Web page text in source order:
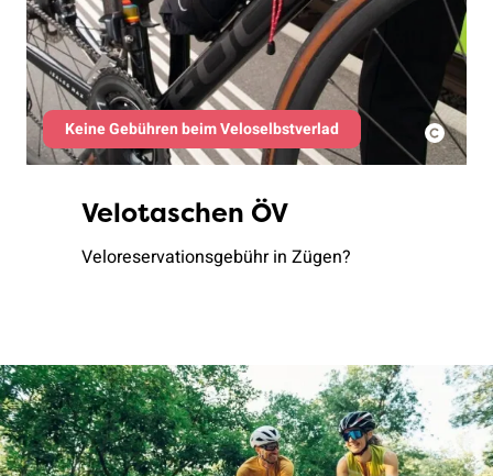
Keine Gebühren beim Veloselbstverlad
Velotaschen ÖV
Veloreservationsgebühr in Zügen?